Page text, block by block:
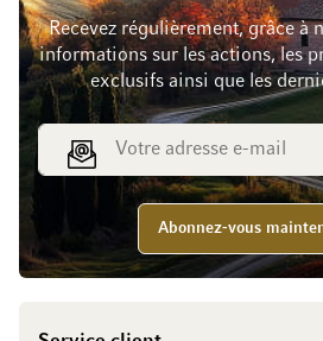
Recevez régulièrement, grâce à
informations sur les actions, les
exclusifs ainsi que les
Adresse e-mail
Abonnez-vous